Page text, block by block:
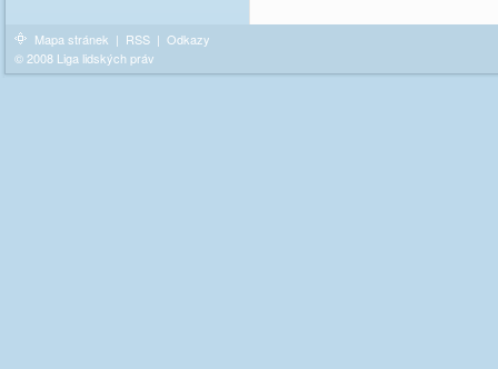
Mapa stránek | RSS | Odkazy
© 2008 Liga lidských práv